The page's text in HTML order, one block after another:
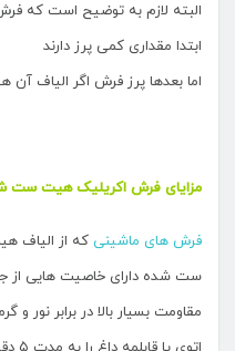
البته لازم به توضیح است که
ابتدا مقداری کمی پرز دارند
اما بعدها پرز فرش اگر الیاف
مزایای فرش اکریلیک هیت ست
فرش های ماشینی که از الیاف
ست شده دارای خاصیت هایی از
مقاومت بسیار بالا در برابر نور و